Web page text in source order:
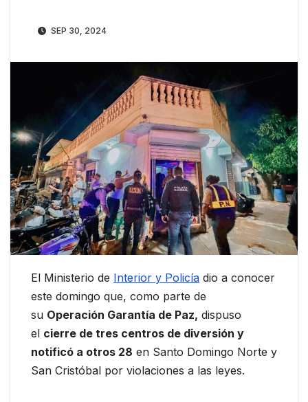
SEP 30, 2024
El Ministerio de Interior y Policía dio a conocer
este domingo que, como parte de
su Operación Garantía de Paz, dispuso
el cierre de tres centros de diversión y
notificó a otros 28 en Santo Domingo Norte y
San Cristóbal por violaciones a las leyes.